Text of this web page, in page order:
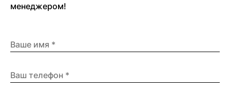
менеджером!